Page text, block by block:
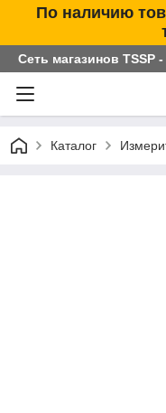
По наличию
Сеть магазинов TSSP
Каталог